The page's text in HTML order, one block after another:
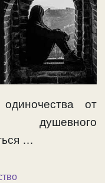
от
душевного
…